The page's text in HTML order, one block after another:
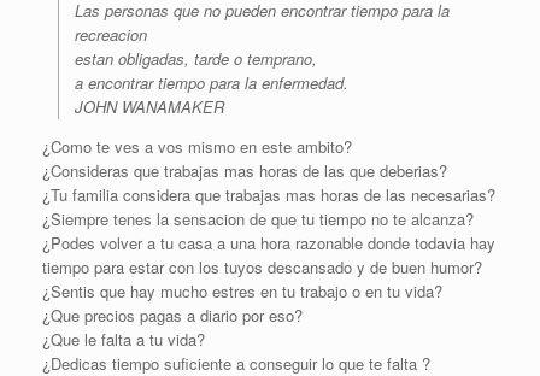
Las personas que no pueden encontrar tiempo para la
recreacion
estan obligadas, tarde o temprano,
a encontrar tiempo para la enfermedad.
JOHN WANAMAKER
¿Como te ves a vos mismo en este ambito?
¿Consideras que trabajas mas horas de las que deberias?
¿Tu familia considera que trabajas mas horas de las necesarias?
¿Siempre tenes la sensacion de que tu tiempo no te alcanza?
¿Podes volver a tu casa a una hora razonable donde todavia hay
tiempo para estar con los tuyos descansado y de buen humor?
¿Sentis que hay mucho estres en tu trabajo o en tu vida?
¿Que precios pagas a diario por eso?
¿Que le falta a tu vida?
¿Dedicas tiempo suficiente a conseguir lo que te falta ?